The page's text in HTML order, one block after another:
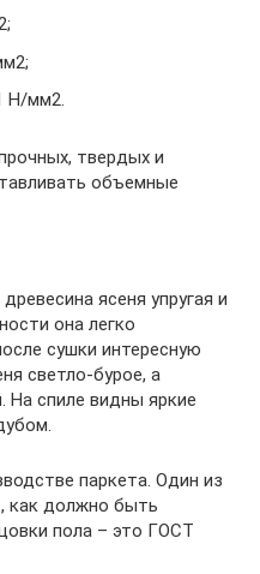
Н/мм2.
твердых и
объемные
ясеня упругая и
она легко
сушки интересную
светло-бурое, а
На спиле видны яркие
паркета. Один из
как должно быть
пола – это ГОСТ